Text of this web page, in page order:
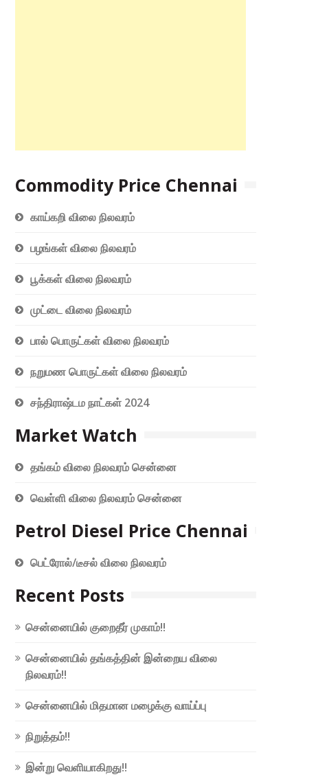
Commodity Price Chennai
காய்கறி விலை நிலவரம்
பழங்கள் விலை நிலவரம்
பூக்கள் விலை நிலவரம்
முட்டை விலை நிலவரம்
பால் பொருட்கள் விலை நிலவரம்
நறுமண பொருட்கள் விலை நிலவரம்
சந்திராஷ்டம நாட்கள் 2024
Market Watch
தங்கம் விலை நிலவரம் சென்னை
வெள்ளி விலை நிலவரம் சென்னை
Petrol Diesel Price Chennai
பெட்ரோல்/டீசல் விலை நிலவரம்
Recent Posts
சென்னையில் குறைதீர் முகாம்!!
சென்னையில் தங்கத்தின் இன்றைய விலை
நிலவரம்!!
சென்னையில் மிதமான மழைக்கு வாய்ப்பு
நிறுத்தம்!!
இன்று வெளியாகிறது!!